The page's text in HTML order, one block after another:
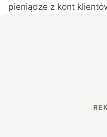
pieniądze z kont